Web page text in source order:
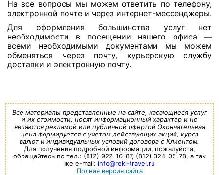
На все вопросы мы можем ответить по телефону,
электронной почте и через интернет-мессенджеры.
Для оформления большинства услуг нет
необходимости в посещении нашего офиса —
всеми необходимыми документами мы можем
обменяться через почту, курьерскую службу
доставки и электронную почту.
Все материалы представленные на сайте, касающиеся услуг
и их стоимости, носят информационный характер и не
являются рекламой или публичной офертой.Окончательная
цена формируется с учетом действующих акций, курса
валют и индивидуальных условий договора с Клиентом.
Для получения подробной информации, пожалуйста,
обращайтесь по тел.: (812) 922-16-87, (812) 324-05-78, а так
же e-mail: info@reki-travel.ru
Полная версия сайта